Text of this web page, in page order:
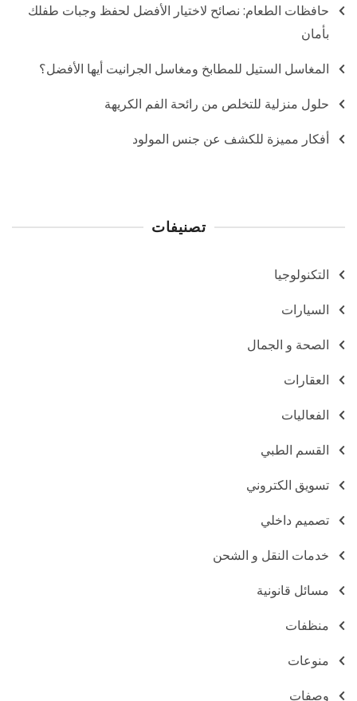
حافظات الطعام: نصائح لاختيار الأفضل لحفظ وجبات طفلك
بأمان
المغاسل الستيل للمطابخ ومغاسل الجرانيت أيها الأفضل؟
حلول منزلية للتخلص من رائحة الفم الكريهة
أفكار مميزة للكشف عن جنس المولود
تصنيفات
التكنولوجيا
السيارات
الصحة و الجمال
العقارات
الفعاليات
القسم الطبي
تسويق الكتروني
تصميم داخلي
خدمات النقل و الشحن
مسائل قانونية
منظفات
منوعات
وصفات